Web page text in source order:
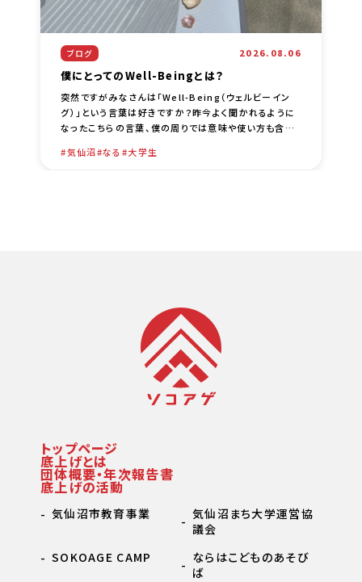
ブログ 2026.08.06
僕にとってのWell-Beingとは？
突然ですがみなさんは「Well-Being（ウェルビーイン
グ）」という言葉は好きですか？昨今よく聞かれるように
なったこちらの言葉、僕の周りでは意味や使い方も含め
は、比較的 [… …
気仙沼 なる 大学生
トップページ
底上げとは
団体概要・年次報告書
底上げの活動
気仙沼市教育事業
気仙沼まち大学運営協
議会
SOKOAGE CAMP
ならはこどものあそび
ば